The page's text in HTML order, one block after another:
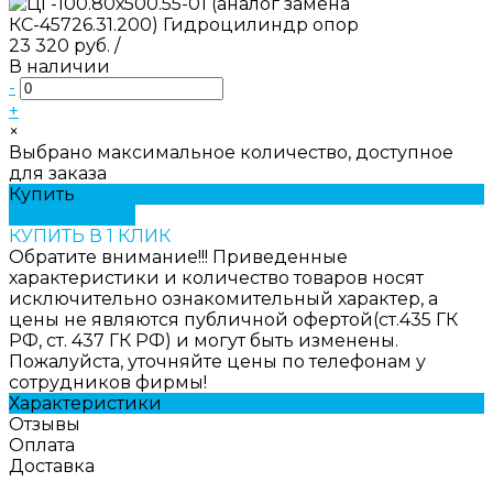
23 320 руб. /
В наличии
-
+
×
Выбрано максимальное количество, доступное
для заказа
Купить
КУПИТЬ В 1 КЛИК
Обратите внимание!!! Приведенные
характеристики и количество товаров носят
исключительно ознакомительный характер, а
цены не являются публичной офертой(ст.435 ГК
РФ, ст. 437 ГК РФ) и могут быть изменены.
Пожалуйста, уточняйте цены по телефонам у
сотрудников фирмы!
Характеристики
Отзывы
Оплата
Доставка